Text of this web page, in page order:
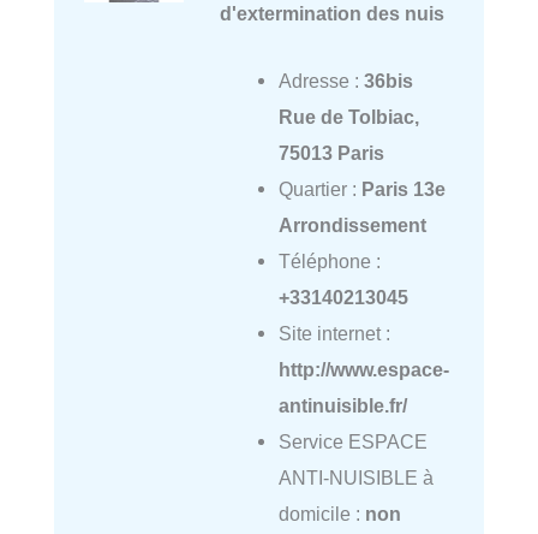
d'extermination des nuis
Adresse : 36bis
Rue de Tolbiac,
75013 Paris
Quartier : Paris 13e
Arrondissement
Téléphone :
+33140213045
Site internet :
http://www.espace-
antinuisible.fr/
Service ESPACE
ANTI-NUISIBLE à
domicile : non